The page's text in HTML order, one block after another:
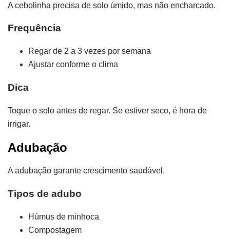
A cebolinha precisa de solo úmido, mas não encharcado.
Frequência
Regar de 2 a 3 vezes por semana
Ajustar conforme o clima
Dica
Toque o solo antes de regar. Se estiver seco, é hora de
irrigar.
Adubação
A adubação garante crescimento saudável.
Tipos de adubo
Húmus de minhoca
Compostagem